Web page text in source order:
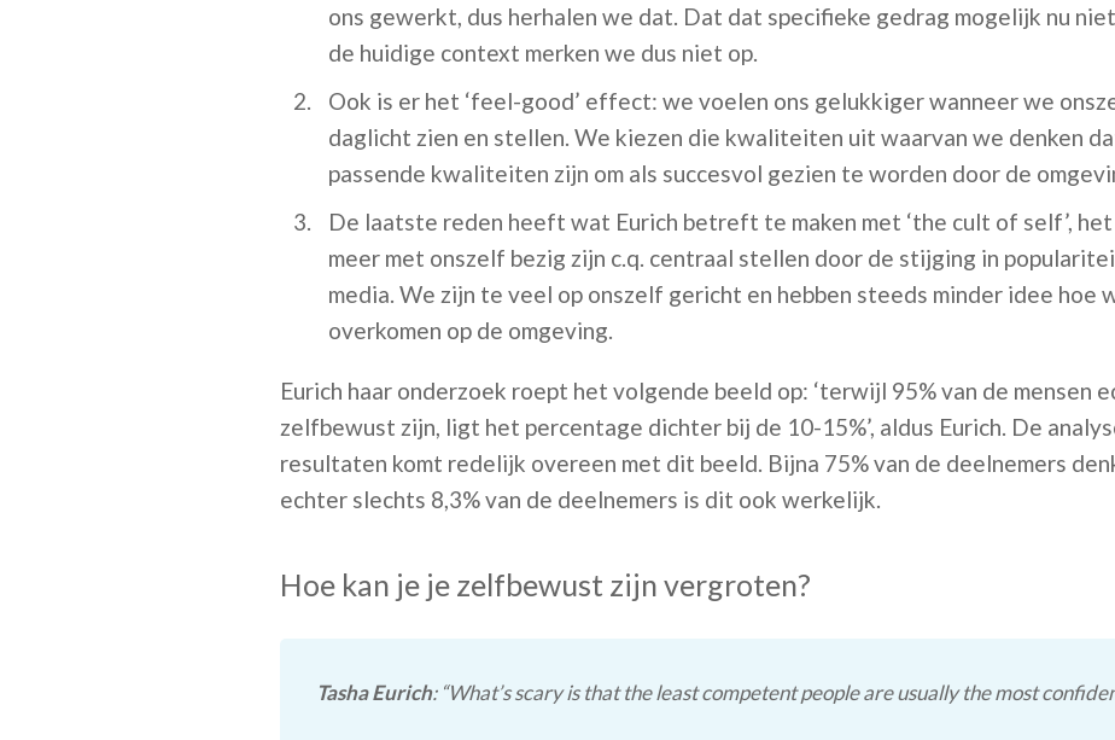
ons gewerkt, dus herhalen we dat. Dat dat specifieke gedrag mogelijk nu
de huidige context merken we dus niet op.
Ook is er het ‘feel-good’ effect: we voelen ons gelukkiger wanneer we
daglicht zien en stellen. We kiezen die kwaliteiten uit waarvan we denken
passende kwaliteiten zijn om als succesvol gezien te worden door de
De laatste reden heeft wat Eurich betreft te maken met ‘the cult of self’,
meer met onszelf bezig zijn c.q. centraal stellen door de stijging in
media. We zijn te veel op onszelf gericht en hebben steeds minder idee hoe
overkomen op de omgeving.
Eurich haar onderzoek roept het volgende beeld op: ‘terwijl 95% van de mensen
zelfbewust zijn, ligt het percentage dichter bij de 10-15%’, aldus Eurich. De
resultaten komt redelijk overeen met dit beeld. Bijna 75% van de deelnemers
echter slechts 8,3% van de deelnemers is dit ook werkelijk.
Hoe kan je je zelfbewust zijn vergroten?
Tasha Eurich: “What’s scary is that the least competent people are usually the most